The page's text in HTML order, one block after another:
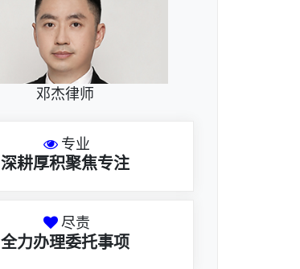
邓杰律师
专业
深耕厚积聚焦专注
尽责
全力办理委托事项